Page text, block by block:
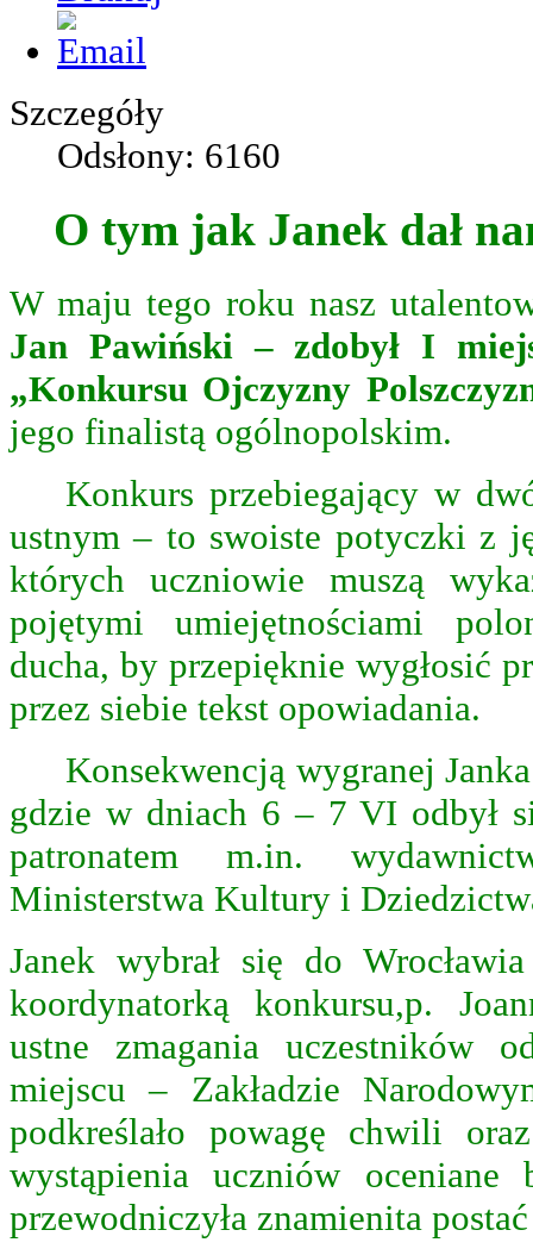
Szczegóły
Odsłony: 6160
O tym jak Janek dał
W maju tego roku nasz
Jan Pawiński – zdobył I
„Konkursu Ojczyzny
jego finalistą ogólnopolskim.
Konkurs przebiegający w
ustnym – to swoiste potyczki z
których uczniowie muszą
pojętymi umiejętnościami
ducha, by przepięknie wygłosić
przez siebie tekst opowiadania.
Konsekwencją wygranej
gdzie w dniach 6 – 7 VI odbył
patronatem m.in.
Ministerstwa Kultury i
Janek wybrał się do
koordynatorką konkursu,p.
ustne zmagania uczestników
miejscu – Zakładzie
podkreślało powagę chwili
wystąpienia uczniów
przewodniczyła znamienita